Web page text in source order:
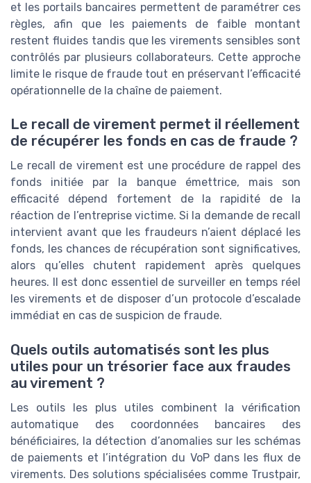
et les portails bancaires permettent de paramétrer ces
règles, afin que les paiements de faible montant
restent fluides tandis que les virements sensibles sont
contrôlés par plusieurs collaborateurs. Cette approche
limite le risque de fraude tout en préservant l’efficacité
opérationnelle de la chaîne de paiement.
Le recall de virement permet il réellement
de récupérer les fonds en cas de fraude ?
Le recall de virement est une procédure de rappel des
fonds initiée par la banque émettrice, mais son
efficacité dépend fortement de la rapidité de la
réaction de l’entreprise victime. Si la demande de recall
intervient avant que les fraudeurs n’aient déplacé les
fonds, les chances de récupération sont significatives,
alors qu’elles chutent rapidement après quelques
heures. Il est donc essentiel de surveiller en temps réel
les virements et de disposer d’un protocole d’escalade
immédiat en cas de suspicion de fraude.
Quels outils automatisés sont les plus
utiles pour un trésorier face aux fraudes
au virement ?
Les outils les plus utiles combinent la vérification
automatique des coordonnées bancaires des
bénéficiaires, la détection d’anomalies sur les schémas
de paiements et l’intégration du VoP dans les flux de
virements. Des solutions spécialisées comme Trustpair,